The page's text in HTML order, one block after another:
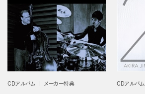
CDアルバム メーカー特典 CDアルバム